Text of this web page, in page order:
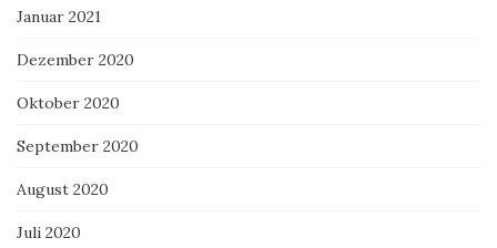
Januar 2021
Dezember 2020
Oktober 2020
September 2020
August 2020
Juli 2020